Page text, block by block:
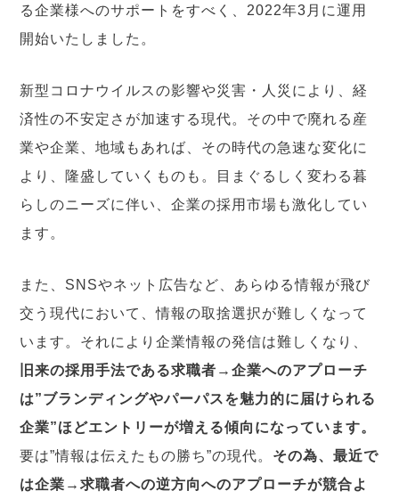
る企業様へのサポートをすべく、2022年3月に運用
開始いたしました。
新型コロナウイルスの影響や災害・人災により、経
済性の不安定さが加速する現代。その中で廃れる産
業や企業、地域もあれば、その時代の急速な変化に
より、隆盛していくものも。目まぐるしく変わる暮
らしのニーズに伴い、企業の採用市場も激化してい
ます。
また、SNSやネット広告など、あらゆる情報が飛び
交う現代において、情報の取捨選択が難しくなって
います。それにより企業情報の発信は難しくなり、
旧来の採用手法である求職者→企業へのアプローチ
は”ブランディングやパーパスを魅力的に届けられる
企業”ほどエントリーが増える傾向になっています。
要は”情報は伝えたもの勝ち”の現代。 その為、最近で
は企業→求職者への逆方向へのアプローチが競合よ